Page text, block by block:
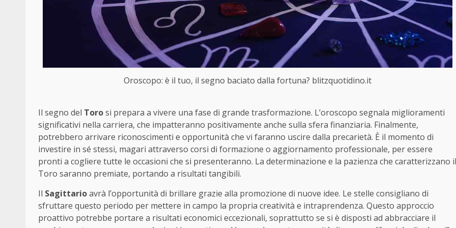
Oroscopo: è il tuo, il segno baciato dalla fortuna? blitzquotidino.it
Il segno del Torosi prepara a vivere una fase di grande trasformazione. L’oroscopo segnala miglioramenti
significativi nella carriera, che impatteranno positivamente anche sulla sfera finanziaria. Finalmente,
potrebbero arrivare riconoscimenti e opportunità che vi faranno uscire dalla precarietà. È il momento di
investire in sé stessi, magari attraverso corsi di formazione o aggiornamento professionale, per essere
pronti a cogliere tutte le occasioni che si presenteranno. La determinazione e la pazienza che caratterizzano il
Toro saranno premiate, portando a risultati tangibili.
Il Sagittarioavrà l’opportunità di brillare grazie alla promozione di nuove idee. Le stelle consigliano di
sfruttare questo periodo per mettere in campo la propria creatività e intraprendenza. Questo approccio
proattivo potrebbe portare a risultati economici eccezionali, soprattutto se si è disposti ad abbracciare il